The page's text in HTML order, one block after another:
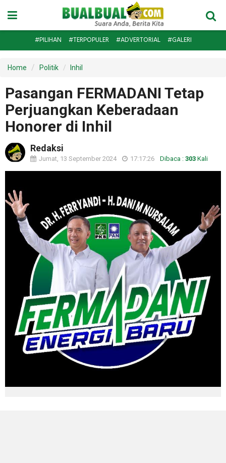
#PILIHAN #TERPOPULER #ADVERTORIAL #GALERI
Home Politik Inhil
Pasangan FERMADANI Tetap
Perjuangkan Keberadaan
Honorer di Inhil
Redaksi
Jumat, 13 September 2024 17:17:26 Dibaca : 303 Kali